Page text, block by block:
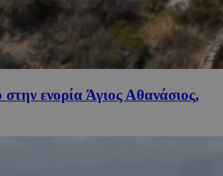
στην ενορία Άγιος Αθανάσιος,